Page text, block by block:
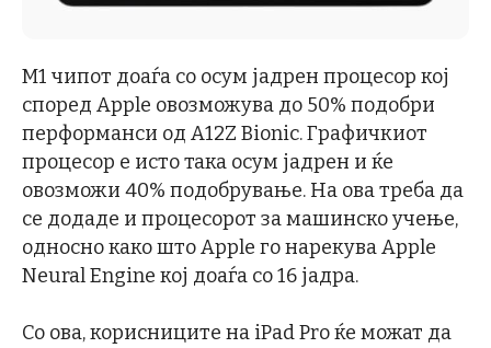
M1 чипот доаѓа со осум јадрен процесор кој
според Apple овозможува до 50% подобри
перформанси од A12Z Bionic. Графичкиот
процесор е исто така осум јадрен и ќе
овозможи 40% подобрување. На ова треба да
се додаде и процесорот за машинско учење,
односно како што Apple го нарекува Apple
Neural Engine кој доаѓа со 16 јадра.
Со ова, корисниците на iPad Pro ќе можат да